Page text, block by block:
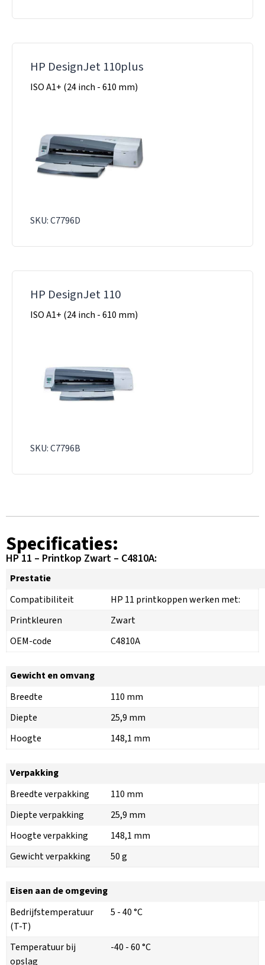
HP DesignJet 110plus
ISO A1+ (24 inch - 610 mm)
SKU: C7796D
HP DesignJet 110
ISO A1+ (24 inch - 610 mm)
SKU: C7796B
Specificaties:
HP 11 – Printkop Zwart – C4810A:
Prestatie
Compatibiliteit
HP 11 printkoppen werken met:
Printkleuren
Zwart
OEM-code
C4810A
Gewicht en omvang
Breedte
110 mm
Diepte
25,9 mm
Hoogte
148,1 mm
Verpakking
Breedte verpakking
110 mm
Diepte verpakking
25,9 mm
Hoogte verpakking
148,1 mm
Gewicht verpakking
50 g
Eisen aan de omgeving
Bedrijfstemperatuur
(T-T)
5 - 40 °C
Temperatuur bij
opslag
-40 - 60 °C